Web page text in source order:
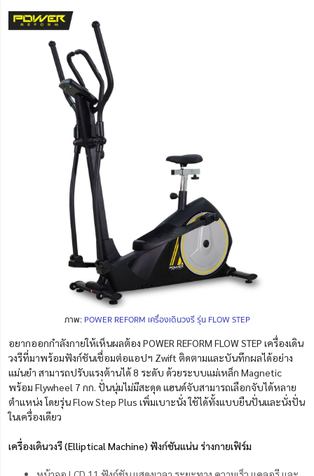
ภาพ: POWER REFORM เครื่องเดินวงรี รุ่น FLOW STEP
อยากออกกำลังกายให้เห็นผลต้อง POWER REFORM FLOW STEP เครื่องเดิน
วงรีที่มาพร้อมฟังก์ชันเชื่อมต่อแอปฯ Zwift ติดตามและบันทึกผลได้อย่าง
แม่นยำ สามารถปรับแรงต้านได้ 8 ระดับ ด้วยระบบแม่เหล็ก Magnetic
พร้อม Flywheel 7 กก. ปั่นนุ่มไม่มีสะดุด แฮนด์จับสามารถเลือกจับได้หลาย
ตำแหน่ง โดยรุ่น Flow Step Plus เพิ่มเบาะนั่ง ใช้ได้ทั้งแบบยืนปั่นและนั่งปั่น
ในเครื่องเดียว
เครื่องเดินวงรี (Elliptical Machine) ฟังก์ชันแน่น ร่างกายเฟิร์ม